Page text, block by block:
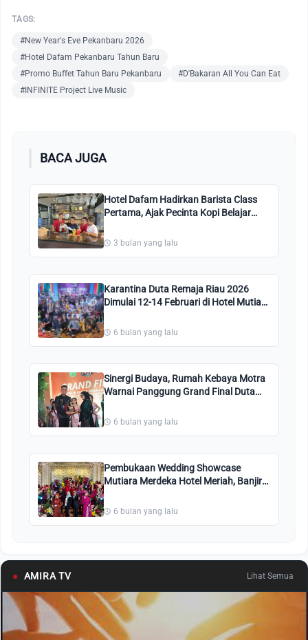
TAGS:
#New Year's Eve Pekanbaru 2026
#Hotel Dafam Pekanbaru Tahun Baru
#Promo Buffet Tahun Baru Pekanbaru
#D'Bakaran All You Can Eat
#INFINITE Project Live Music
BACA JUGA
Hotel Dafam Hadirkan Barista Class
Pertama, Ajak Pecinta Kopi Belajar
3 bulan yang lalu
Karantina Duta Remaja Riau 2026
Dimulai 12-14 Februari di Hotel Mutiara
6 bulan yang lalu
Sinergi Budaya, Rumah Kebaya Motra
Warnai Panggung Grand Final Duta
6 bulan yang lalu
Pembukaan Wedding Showcase
Mutiara Merdeka Hotel Meriah, Banjir
6 bulan yang lalu
● AMIRA TV Lihat Semua